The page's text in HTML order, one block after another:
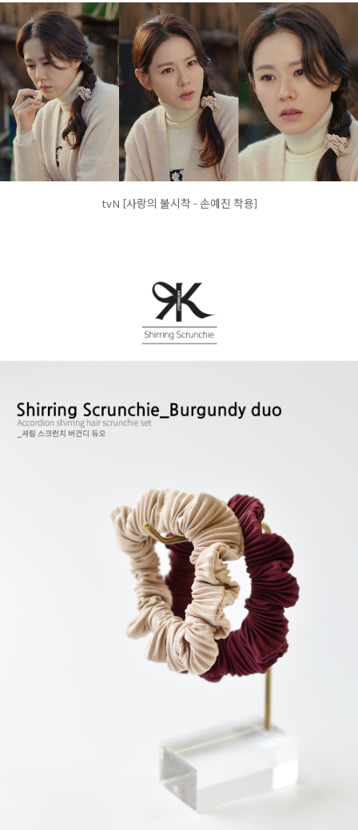
tvN [사랑의 불시착 - 손예진 착용]